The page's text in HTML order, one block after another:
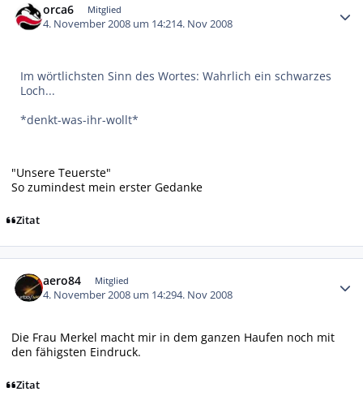
orca6 Mitglied
4. November 2008 um 14:214. Nov 2008
Im wörtlichsten Sinn des Wortes: Wahrlich ein schwarzes
Loch...
*denkt-was-ihr-wollt*
"Unsere Teuerste"
So zumindest mein erster Gedanke
Zitat
aero84 Mitglied
4. November 2008 um 14:294. Nov 2008
Die Frau Merkel macht mir in dem ganzen Haufen noch mit
den fähigsten Eindruck.
Zitat